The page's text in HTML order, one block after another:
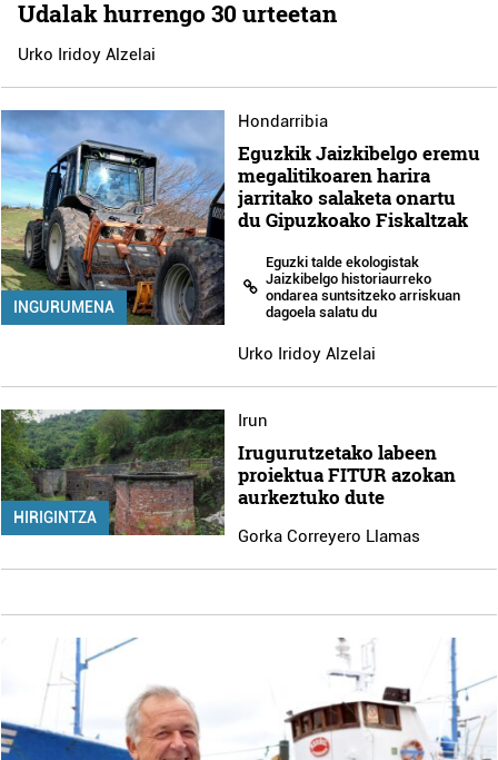
Udalak hurrengo 30 urteetan
Urko Iridoy Alzelai
INGURUMENA
Hondarribia
Eguzkik Jaizkibelgo eremu
megalitikoaren harira
jarritako salaketa onartu
du Gipuzkoako Fiskaltzak
Eguzki talde ekologistak
Jaizkibelgo historiaurreko
ondarea suntsitzeko arriskuan
dagoela salatu du
Urko Iridoy Alzelai
HIRIGINTZA
Irun
Irugurutzetako labeen
proiektua FITUR azokan
aurkeztuko dute
Gorka Correyero Llamas